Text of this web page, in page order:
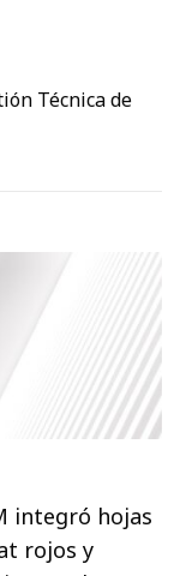
Técnica de
integró hojas
rojos y